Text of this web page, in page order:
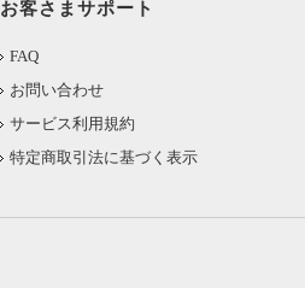
お客さまサポート
FAQ
お問い合わせ
サービス利用規約
特定商取引法に基づく表示